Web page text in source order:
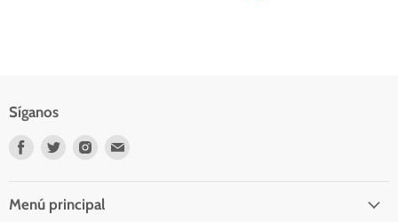
Síganos
EncuéntrenosEncuéntrenosEncuéntrenos
Menú principal